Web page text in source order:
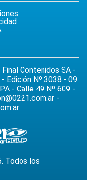
Contenidos SA -
Edición Nº 3038 - 09
- Calle 49 Nº 609 -
-
Todos los